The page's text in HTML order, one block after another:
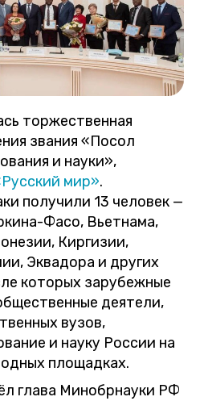
торжественная
звания «Посол
и науки»,
мир».
получили 13 человек —
Фасо, Вьетнама,
Киргизии,
Эквадора и других
которых зарубежные
деятели,
вузов,
и науку России на
площадках.
глава Минобрнауки РФ